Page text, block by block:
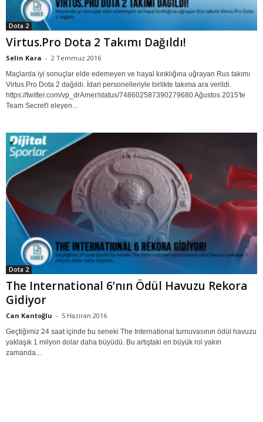
Dota 2
Virtus.Pro Dota 2 Takımı Dağıldı!
Selin Kara - 2 Temmuz 2016
Maçlarda iyi sonuçlar elde edemeyen ve hayal kırıklığına uğrayan Rus takımı
Virtus.Pro Dota 2 dağıldı. İdari personelleriyle birlikte takıma ara verildi.
https://twitter.com/vp_drAmer/status/748602587390279680 Ağustos 2015'te
Team Secret'i eleyen...
Dota 2
The International 6’nın Ödül Havuzu Rekora
Gidiyor
Can Kantoğlu - 5 Haziran 2016
Geçtiğimiz 24 saat içinde bu seneki The International turnuvasının ödül havuzu
yaklaşık 1 milyon dolar daha büyüdü. Bu artıştaki en büyük rol yakın
zamanda...